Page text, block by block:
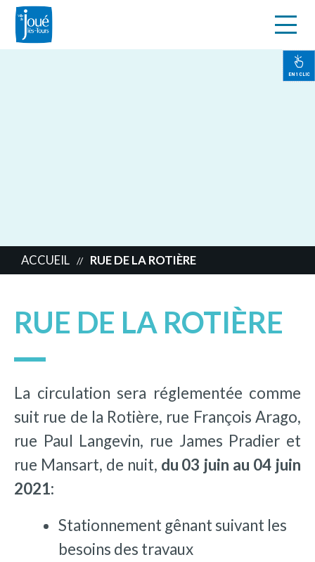
EN 1 CLIC
ACCUEIL // RUE DE LA ROTIÈRE
RUE DE LA ROTIÈRE
La circulation sera réglementée comme
suit rue de la Rotière, rue François Arago,
rue Paul Langevin, rue James Pradier et
rue Mansart, de nuit, du 03 juin au 04 juin
2021:
Stationnement gênant suivant les
besoins des travaux